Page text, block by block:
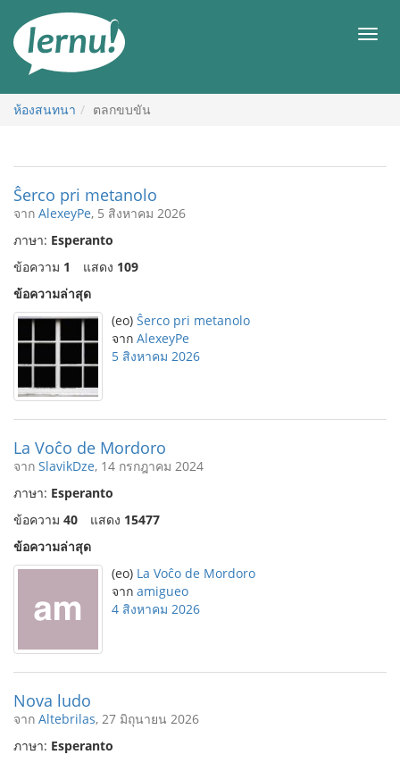
สารบัญ
เมนู
ห้องสนทนา ตลกขบขัน
Ŝerco pri metanolo
จาก AlexeyPe, 5 สิงหาคม 2026
ภาษา: Esperanto
ข้อความ 1 แสดง 109
ข้อความล่าสุด
(eo) Ŝerco pri metanolo
จาก AlexeyPe
5 สิงหาคม 2026
La Voĉo de Mordoro
จาก SlavikDze, 14 กรกฎาคม 2024
ภาษา: Esperanto
ข้อความ 40 แสดง 15477
ข้อความล่าสุด
(eo) La Voĉo de Mordoro
จาก amigueo
4 สิงหาคม 2026
Nova ludo
จาก Altebrilas, 27 มิถุนายน 2026
ภาษา: Esperanto